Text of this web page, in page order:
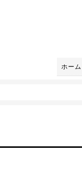
ホーム